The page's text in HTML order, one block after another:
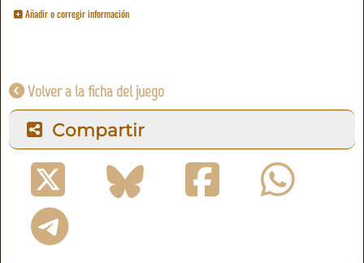
Añadir o corregir información
Volver a la ficha del juego
Compartir